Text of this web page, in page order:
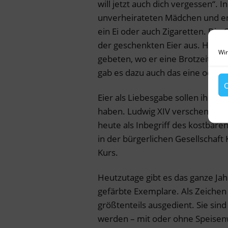
will jetzt auch dich vergessen“.
unverheirateten Mädchen und
ein Ei oder auch Zigaretten. Die
der geschenkten Eier aus.
gebeten, wo er eine Brotzeit
gab es dazu auch das eine oder
Eier als Liebesgabe sollen
haben. Ludwig XIV verschenkte
heute als Inbegriff des
in der bürgerlichen
Kurs.
Heutzutage gibt es das ganze
gefärbte Exemplare. Als
größtenteils ausgedient. Sie
werden – mit oder ohne